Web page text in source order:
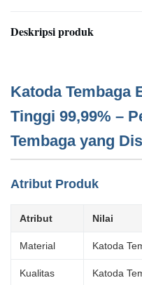
Deskripsi produk
Katoda Tembaga
Tinggi 99,99% –
Tembaga yang
Atribut Produk
Atribut Nilai
Material Katoda
Kualitas Katoda